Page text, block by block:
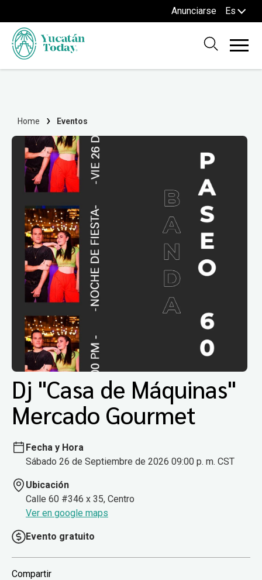
Anunciarse Es
Home Eventos
Dj "Casa de Máquinas"
Mercado Gourmet
Fecha y Hora
Sábado 26 de Septiembre de 2026 09:00 p. m. CST
Ubicación
Calle 60 #346 x 35, Centro
Ver en google maps
Evento gratuito
Compartir